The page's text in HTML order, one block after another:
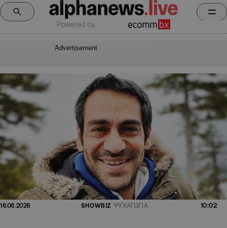
Powered by:
Advertisement
16.06.2026 SHOWBIZ ΨΥΧΑΓΩΓΙΑ 10:02